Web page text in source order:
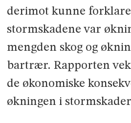
derimot kunne
stormskadene var
mengden skog og
bartrær. Rapporten
de økonomiske
økningen i